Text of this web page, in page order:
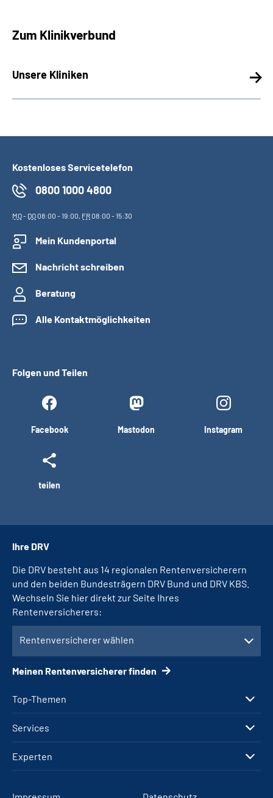
Zum Klinikverbund
Unsere Kliniken
Kostenloses Servicetelefon
0800 1000 4800
MO- DO08:00 - 19:00, FR08:00 - 15:30
Mein Kundenportal
Nachricht schreiben
Beratung
Alle Kontaktmöglichkeiten
Folgen und Teilen
Facebook Mastodon Instagram
teilen
Top-Themen
Services
Experten
Ihre DRV
Die DRV besteht aus 14 regionalen Rentenversicherern
und den beiden Bundesträgern DRV Bund und DRV KBS.
Wechseln Sie hier direkt zur Seite Ihres
Rentenversicherers:
Rentenversicherer wählen
Meinen Rentenversicherer finden